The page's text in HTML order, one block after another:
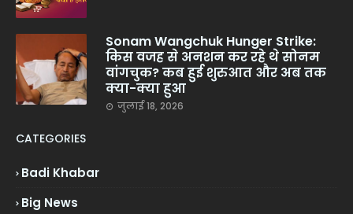
Sonam Wangchuk Hunger Strike:
किस वजह से अनशन कर रहे थे सोनम
वांगचुक? कब हुई शुरुआत और अब तक
क्या-क्या हुआ
जुलाई 18, 2026
CATEGORIES
Badi Khabar
Big News